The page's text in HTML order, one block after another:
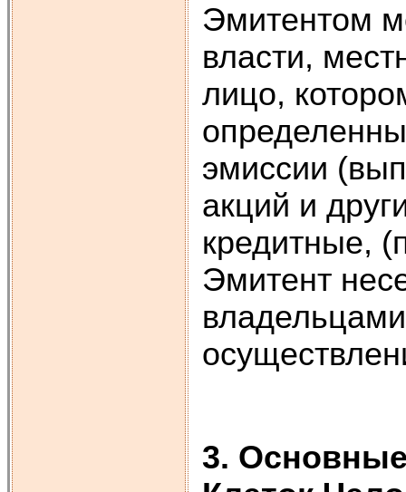
Эмитентом
власти,
лицо,
эмиссии
акций и
кредитные,
Эмитент
3.